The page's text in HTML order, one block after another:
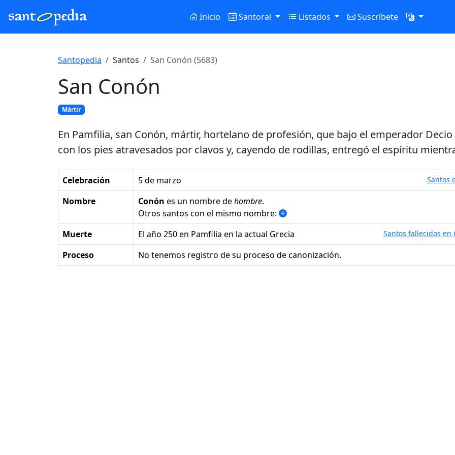
Inicio Santoral Listados Suscríbete
Santopedia Santos San Conón (5683)
San Conón
Mártir
En Pamfilia, san Conón, mártir, hortelano de profesión, que bajo el emperador
con los pies atravesados por clavos y, cayendo de rodillas, entregó el espíritu
Celebración 5 de marzo Santos
Nombre Conón es un nombre dehombre.
Otros santos con el mismo nombre:
Muerte
el año 250 en Pamfilia en la actual Grecia Santos fallecidos en
Proceso No tenemos registro de su proceso de canonización.